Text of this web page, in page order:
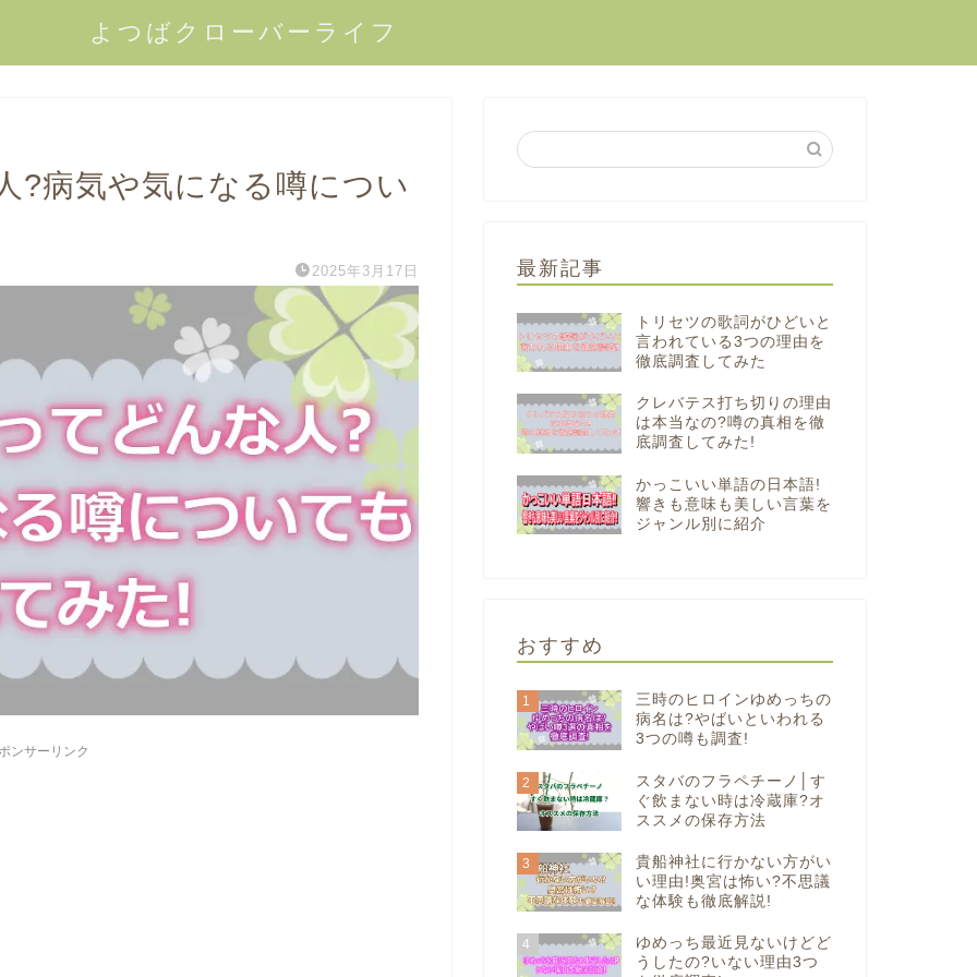
よつばクローバーライフ
?病気や気になる噂につい
2025年3月17日
ンサーリンク
最新記事
トリセツの歌詞がひどいと
言われている3つの理由を
徹底調査してみた
クレバテス打ち切りの理由
は本当なの?噂の真相を徹
底調査してみた!
かっこいい単語の日本語!
響きも意味も美しい言葉を
ジャンル別に紹介
おすすめ
1
三時のヒロインゆめっちの
病名は?やばいといわれる
3つの噂も調査!
2
スタバのフラペチーノ│す
ぐ飲まない時は冷蔵庫?オ
ススメの保存方法
3
貴船神社に行かない方がい
い理由!奥宮は怖い?不思議
な体験も徹底解説!
4
ゆめっち最近見ないけどど
うしたの?いない理由3つ